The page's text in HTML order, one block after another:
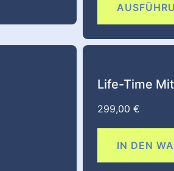
Life-Time
299,00 €
IN DEN